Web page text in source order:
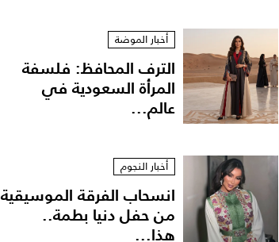
أنغام تستعرض رشاقتها بفستان مجسّم
أخبار الموضة
الترف المحافظ: فلسفة
المرأة السعودية في
عالم...
أخبار النجوم
انسحاب الفرقة الموسيقية
من حفل دنيا بطمة..
هذا...